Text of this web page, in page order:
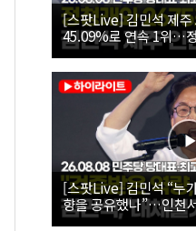
[스팟Live] 김민석 제주
45.09%로 연속 1위…
26.08.08 더불어민주당
보 인천 합동연설회
[스팟Live] 김민석 “누
향을 공유했나”…인천
26.08.08 더불어민주당